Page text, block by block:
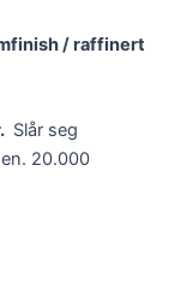
/ raffinert
Slår seg
20.000